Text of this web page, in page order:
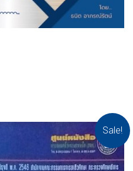
Sale!